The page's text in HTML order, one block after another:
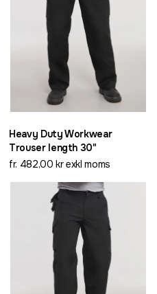
Heavy Duty Workwear
Trouser length 30"
fr. 482,00 kr exkl moms